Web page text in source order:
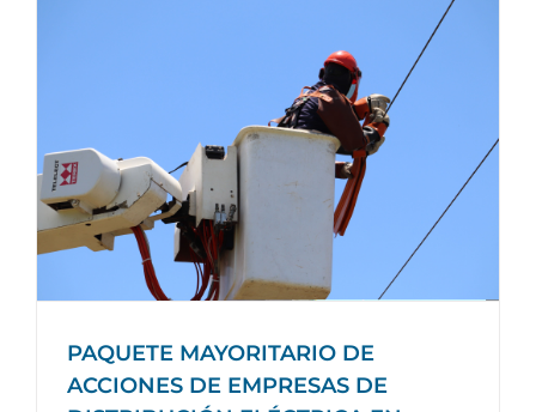
PAQUETE MAYORITARIO DE
ACCIONES DE EMPRESAS DE